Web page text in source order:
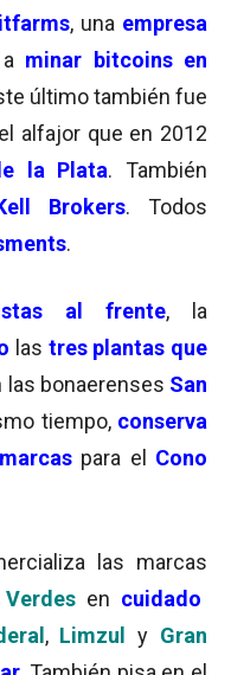
, una empresa
minar bitcoins en
último también fue
alfajor que en 2012
la Plata. También
Brokers. Todos
.
al frente, la
las tres plantas que
las bonaerenses San
tiempo, conserva
marcaspara el Cono
las marcas
en cuidado
, Limzul y Gran